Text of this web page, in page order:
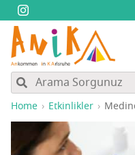
Home Etkinlikler